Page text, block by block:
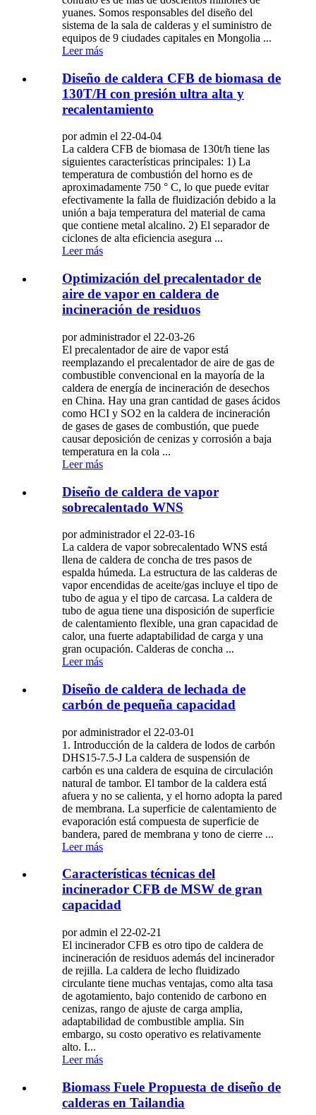
yuanes. Somos responsables del diseño del
sistema de la sala de calderas y el suministro de
equipos de 9 ciudades capitales en Mongolia ...
Leer más
Diseño de caldera CFB de biomasa de
130T/H con presión ultra alta y
recalentamiento
por admin el 22-04-04
La caldera CFB de biomasa de 130t/h tiene las
siguientes características principales: 1) La
temperatura de combustión del horno es de
aproximadamente 750 ° C, lo que puede evitar
efectivamente la falla de fluidización debido a la
unión a baja temperatura del material de cama
que contiene metal alcalino. 2) El separador de
ciclones de alta eficiencia asegura ...
Leer más
Optimización del precalentador de
aire de vapor en caldera de
incineración de residuos
por administrador el 22-03-26
El precalentador de aire de vapor está
reemplazando el precalentador de aire de gas de
combustible convencional en la mayoría de la
caldera de energía de incineración de desechos
en China. Hay una gran cantidad de gases ácidos
como HCI y SO2 en la caldera de incineración
de gases de gases de combustión, que puede
causar deposición de cenizas y corrosión a baja
temperatura en la cola ...
Leer más
Diseño de caldera de vapor
sobrecalentado WNS
por administrador el 22-03-16
La caldera de vapor sobrecalentado WNS está
llena de caldera de concha de tres pasos de
espalda húmeda. La estructura de las calderas de
vapor encendidas de aceite/gas incluye el tipo de
tubo de agua y el tipo de carcasa. La caldera de
tubo de agua tiene una disposición de superficie
de calentamiento flexible, una gran capacidad de
calor, una fuerte adaptabilidad de carga y una
gran ocupación. Calderas de concha ...
Leer más
Diseño de caldera de lechada de
carbón de pequeña capacidad
por administrador el 22-03-01
1. Introducción de la caldera de lodos de carbón
DHS15-7.5-J La caldera de suspensión de
carbón es una caldera de esquina de circulación
natural de tambor. El tambor de la caldera está
afuera y no se calienta, y el horno adopta la pared
de membrana. La superficie de calentamiento de
evaporación está compuesta de superficie de
bandera, pared de membrana y tono de cierre ...
Leer más
Características técnicas del
incinerador CFB de MSW de gran
capacidad
por admin el 22-02-21
El incinerador CFB es otro tipo de caldera de
incineración de residuos además del incinerador
de rejilla. La caldera de lecho fluidizado
circulante tiene muchas ventajas, como alta tasa
de agotamiento, bajo contenido de carbono en
cenizas, rango de ajuste de carga amplia,
adaptabilidad de combustible amplia. Sin
embargo, su costo operativo es relativamente
alto. I...
Leer más
Biomass Fuele Propuesta de diseño de
calderas en Tailandia